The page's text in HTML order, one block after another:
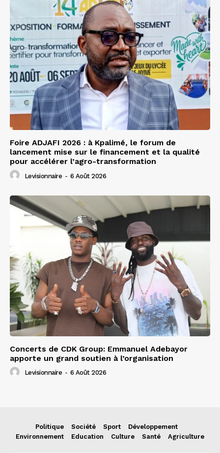
Foire ADJAFI 2026 : à Kpalimé, le forum de
lancement mise sur le financement et la qualité
pour accélérer l’agro-transformation
Levisionnaire - 6 Août 2026
Concerts de CDK Group: Emmanuel Adebayor
apporte un grand soutien à l’organisation
Levisionnaire - 6 Août 2026
Politique Société Sport
Développement
Environnement
Education Culture Santé Agriculture